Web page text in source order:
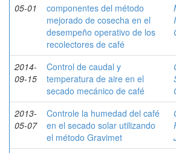
05-01
componentes del método
mejorado de cosecha en el
desempeño operativo de los
recolectores de café
2014-
09-15
Control de caudal y
temperatura de aire en el
secado mecánico de café
2013-
05-07
Controle la humedad del café
en el secado solar utilizando
el método Gravimet